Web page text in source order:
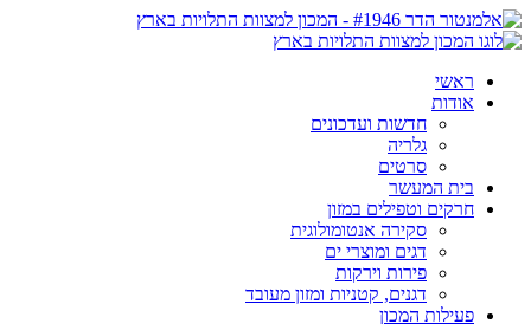
ראשי
אודות
חדשות ועדכונים
גלריה
סרטים
בית המעשר
חרקים וטפילים במזון
סקירה אנטומולוגית
דגים ומוצרי ים
פירות וירקות
דגנים, קטניות ומזון מעובד
פעילות המכון